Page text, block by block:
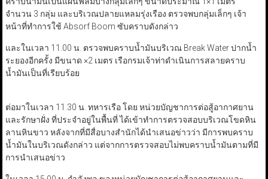
จำนวน 3 กลุ่ม และบริเวณปลายแหลมรุ่งเรือง ตรวจพบกลุ่มเล็กๆ เจ้า
หน้าที่ทำการใช้ Absorf Boom ซับคราบดังกล่าว
และในเวลา 11.00 น. ตรวจพบคราบน้ำมันบริเวณ Break Water ปากน้ำ
ระยองอีกครั้ง มีขนาด ×2 เมตร เรือกรมเจ้าท่าดำเนินการสลายคราบ
น้ำมันเป็นที่เรียบร้อย
ต่อมาในเวลา 11.30 น. ทหารเรือ โดย หน่วยบัญชาการต่อสู้อากาศยาน
และรักษาฝั่ง ที่ประจำอยู่ในพื้นที่ ได้เข้าทำการตรวจสอบบริเวณโขดหิน
ลานหินขาว หลังจากที่มีสื่อบางสำนักได้นำเสนอข่าวว่า มีการพบคราบ
น้ำมันในบริเวณดังกล่าว แต่จากการตรวจสอบไม่พบคราบน้ำมันตามที่มี
การนำเสนอข่าว